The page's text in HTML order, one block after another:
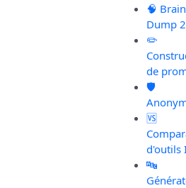
🧠 Brain
Dump
✏️
de
🛡️
🆚
d'outils
🔤